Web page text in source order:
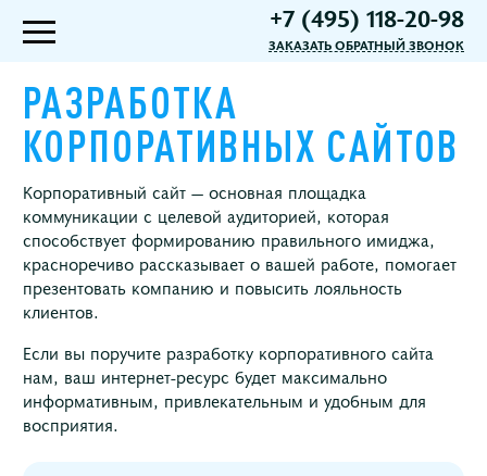
+7 (495) 118-20-98
ЗАКАЗАТЬ ОБРАТНЫЙ ЗВОНОК
РАЗРАБОТКА
КОРПОРАТИВНЫХ САЙТОВ
Корпоративный сайт — основная площадка
коммуникации с целевой аудиторией, которая
способствует формированию правильного имиджа,
красноречиво рассказывает о вашей работе, помогает
презентовать компанию и повысить лояльность
клиентов.
Если вы поручите разработку корпоративного сайта
нам, ваш интернет-ресурс будет максимально
информативным, привлекательным и удобным для
восприятия.